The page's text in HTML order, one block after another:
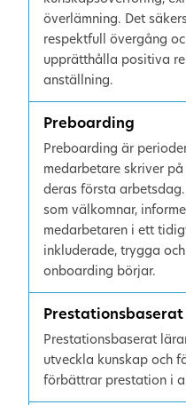
överlämning. Det
respektfull övergång
upprätthålla positiva
anställning.
Preboarding
Preboarding är
medarbetare skriver
deras första
som välkomnar,
medarbetaren i ett
inkluderade, trygga
onboarding börjar.
Prestationsbaserat
utveckla kunskap och
förbättrar prestation i